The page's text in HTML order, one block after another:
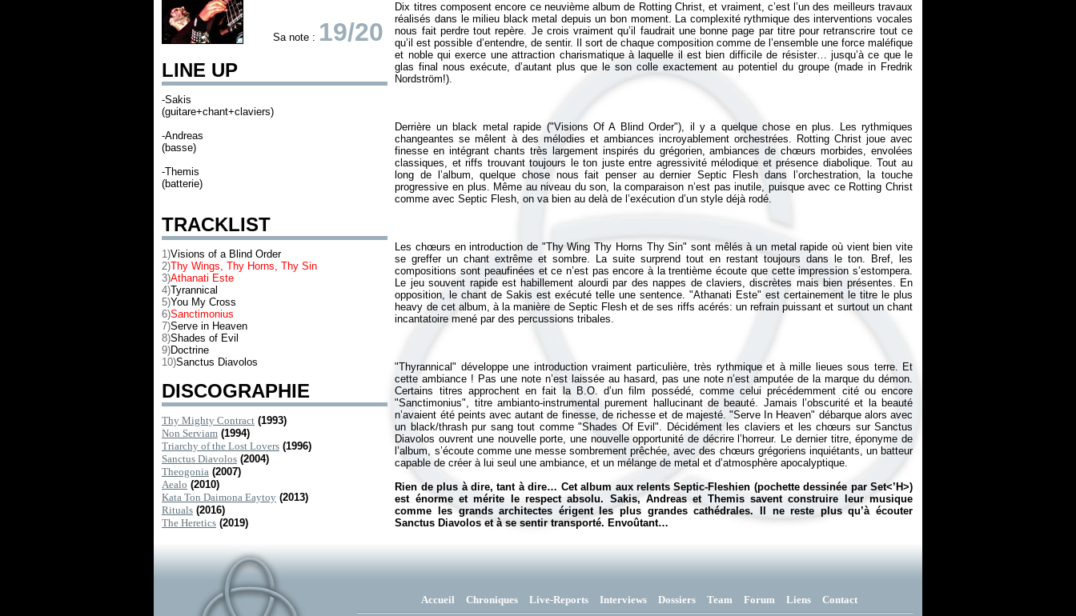
Sa note : 19/20
LINE UP
-Sakis
(guitare+chant+claviers)
-Andreas
(basse)
-Themis
(batterie)
TRACKLIST
1)Visions of a Blind Order
2)Thy Wings, Thy Horns, Thy Sin
3)Athanati Este
4)Tyrannical
5)You My Cross
6)Sanctimonius
7)Serve in Heaven
8)Shades of Evil
9)Doctrine
10)Sanctus Diavolos
DISCOGRAPHIE
Thy Mighty Contract (1993)
Non Serviam (1994)
Triarchy of the Lost Lovers (1996)
Sanctus Diavolos (2004)
Theogonia (2007)
Aealo (2010)
Kata Ton Daimona Eaytoy (2013)
Rituals (2016)
The Heretics (2019)
Dix titres composent encore ce neuvième album de Rotting Christ, et vraiment, c’est l’un des meilleurs travaux
réalisés dans le milieu black metal depuis un bon moment. La complexité rythmique des interventions vocales
nous fait perdre tout repère. Je crois vraiment qu’il faudrait une bonne page par titre pour retranscrire tout ce
qu’il est possible d’entendre, de sentir. Il sort de chaque composition comme de l’ensemble une force maléfique
et noble qui exerce une attraction charismatique à laquelle il est bien difficile de résister… jusqu’à ce que le
glas final nous exécute, d’autant plus que le son colle exactement au potentiel du groupe (made in Fredrik
Derrière un black metal rapide ("Visions Of A Blind Order"), il y a quelque chose en plus. Les rythmiques
changeantes se mêlent à des mélodies et ambiances incroyablement orchestrées. Rotting Christ joue avec
finesse en intégrant chants très largement inspirés du grégorien, ambiances de chœurs morbides, envolées
classiques, et riffs trouvant toujours le ton juste entre agressivité mélodique et présence diabolique. Tout au
long de l’album, quelque chose nous fait penser au dernier Septic Flesh dans l’orchestration, la touche
progressive en plus. Même au niveau du son, la comparaison n’est pas inutile, puisque avec ce Rotting Christ
Les chœurs en introduction de "Thy Wing Thy Horns Thy Sin" sont mêlés à un metal rapide où vient bien vite
se greffer un chant extrême et sombre. La suite surprend tout en restant toujours dans le ton. Bref, les
compositions sont peaufinées et ce n’est pas encore à la trentième écoute que cette impression s’estompera.
Le jeu souvent rapide est habillement alourdi par des nappes de claviers, discrètes mais bien présentes. En
opposition, le chant de Sakis est exécuté telle une sentence. "Athanati Este" est certainement le titre le plus
heavy de cet album, à la manière de Septic Flesh et de ses riffs acérés: un refrain puissant et surtout un chant
"Thyrannical" développe une introduction vraiment particulière, très rythmique et à mille lieues sous terre. Et
cette ambiance ! Pas une note n’est laissée au hasard, pas une note n’est amputée de la marque du démon.
Certains titres approchent en fait la B.O. d’un film possédé, comme celui précédemment cité ou encore
"Sanctimonius", titre ambianto-instrumental purement hallucinant de beauté. Jamais l’obscurité et la beauté
n’avaient été peints avec autant de finesse, de richesse et de majesté. "Serve In Heaven" débarque alors avec
un black/thrash pur sang tout comme "Shades Of Evil". Décidément les claviers et les chœurs sur Sanctus
Diavolos ouvrent une nouvelle porte, une nouvelle opportunité de décrire l’horreur. Le dernier titre, éponyme de
l’album, s’écoute comme une messe sombrement prêchée, avec des chœurs grégoriens inquiétants, un batteur
capable de créer à lui seul une ambiance, et un mélange de metal et d’atmosphère apocalyptique.
Rien de plus à dire, tant à dire… Cet album aux relents Septic-Fleshien (pochette dessinée par Set<’H>)
est énorme et mérite le respect absolu. Sakis, Andreas et Themis savent construire leur musique
comme les grands architectes érigent les plus grandes cathédrales. Il ne reste plus qu’à écouter
Sanctus Diavolos et à se sentir transporté. Envoûtant…
Accueil Chroniques Live-Reports Interviews Dossiers Team Forum Liens Contact